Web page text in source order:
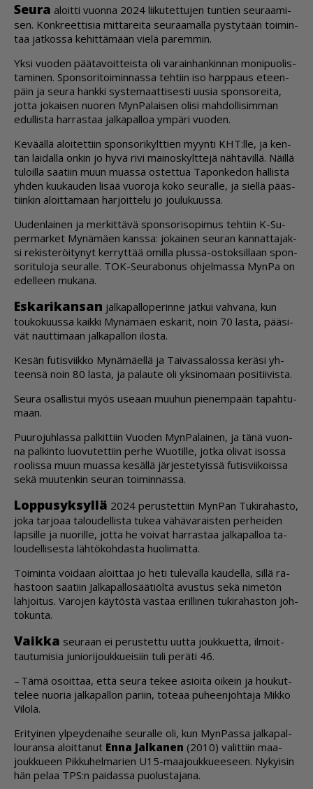
Seu­ra aloit­ti vuon­na 2024 lii­ku­tet­tu­jen tun­tien seu­raa­mi­
sen. Konk­reet­ti­sia mit­ta­rei­ta seu­raa­mal­la pys­ty­tään toi­min­
taa jat­kos­sa ke­hit­tä­mään vie­lä pa­rem­min.
Yk­si vuo­den pää­ta­voit­teis­ta oli va­rain­han­kin­nan mo­ni­puo­lis­
ta­mi­nen. Spon­so­ri­toi­min­nas­sa teh­tiin iso harp­paus eteen­
päin ja seu­ra hank­ki sys­te­maat­ti­ses­ti uu­sia spon­so­rei­ta,
jot­ta jo­kai­sen nuo­ren Myn­Pa­lai­sen oli­si mah­dol­li­sim­man
edul­lis­ta har­ras­taa jal­ka­pal­loa ym­pä­ri vuo­den.
Ke­vääl­lä aloi­tet­tiin spon­so­ri­kylt­tien myyn­ti KHT:lle, ja ken­
tän lai­dal­la on­kin jo hyvä rivi mai­nos­kylt­te­jä näh­tä­vil­lä. Näil­lä
tu­loil­la saa­tiin muun mu­as­sa os­tet­tua Ta­pon­ke­don hal­lis­ta
yh­den kuu­kau­den li­sää vuo­ro­ja koko seu­ral­le, ja siel­lä pääs­
tiin­kin aloit­ta­maan har­joit­te­lu jo jou­lu­kuus­sa.
Uu­den­lai­nen ja mer­kit­tä­vä spon­so­ri­so­pi­mus teh­tiin K-Su­
per­mar­ket My­nä­mä­en kans­sa: jo­kai­nen seu­ran kan­nat­ta­jak­
si re­kis­te­röi­ty­nyt ker­ryt­tää omil­la plus­sa-os­tok­sil­laan spon­
so­ri­tu­lo­ja seu­ral­le. TOK-Seu­ra­bo­nus oh­jel­mas­sa Myn­Pa on
edel­leen mu­ka­na.
Es­ka­ri­kan­san jal­ka­pal­lo­pe­rin­ne jat­kui vah­va­na, kun
tou­ko­kuus­sa kaik­ki My­nä­mä­en es­ka­rit, noin 70 las­ta, pää­si­
vät naut­ti­maan jal­ka­pal­lon ilos­ta.
Ke­sän fu­tis­viik­ko My­nä­mä­el­lä ja Tai­vas­sa­los­sa ke­rä­si yh­
teen­sä noin 80 las­ta, ja pa­lau­te oli yk­si­no­maan po­si­tii­vis­ta.
Seu­ra osal­lis­tui myös use­aan muu­hun pie­nem­pään ta­pah­tu­
maan.
Puu­ro­juh­las­sa pal­kit­tiin Vuo­den Myn­Pa­lai­nen, ja tänä vuon­
na pal­kin­to luo­vu­tet­tiin per­he Wuo­til­le, jot­ka oli­vat isos­sa
roo­lis­sa muun mu­as­sa ke­säl­lä jär­jes­te­tyis­sä fu­tis­vii­kois­sa
sekä muu­ten­kin seu­ran toi­min­nas­sa.
Lop­pu­syk­syl­lä 2024 pe­rus­tet­tiin Myn­Pan Tu­ki­ra­has­to,
joka tar­jo­aa ta­lou­del­lis­ta tu­kea vä­hä­va­rais­ten per­hei­den
lap­sil­le ja nuo­ril­le, jot­ta he voi­vat har­ras­taa jal­ka­pal­loa ta­
lou­del­li­ses­ta läh­tö­koh­das­ta huo­li­mat­ta.
Toi­min­ta voi­daan aloit­taa jo heti tu­le­val­la kau­del­la, sil­lä ra­
has­toon saa­tiin Jal­ka­pal­lo­sää­ti­öl­tä avus­tus sekä ni­me­tön
lah­joi­tus. Va­ro­jen käy­tös­tä vas­taa eril­li­nen tu­ki­ra­has­ton joh­
to­kun­ta.
Vaik­ka seu­raan ei pe­rus­tet­tu uut­ta jouk­ku­et­ta, il­moit­
tau­tu­mi­sia ju­ni­o­ri­jouk­ku­ei­siin tuli pe­rä­ti 46.
– Tämä osoit­taa, et­tä seu­ra te­kee asi­oi­ta oi­kein ja hou­kut­
te­lee nuo­ria jal­ka­pal­lon pa­riin, to­te­aa pu­heen­joh­ta­ja Mik­ko
Vi­lo­la.
Eri­tyi­nen yl­pey­de­nai­he seu­ral­le oli, kun Myn­Pas­sa jal­ka­pal­
lou­ran­sa aloit­ta­nut En­na Jal­ka­nen (2010) va­lit­tiin maa­
jouk­ku­een Pik­ku­hel­ma­rien U15-maa­jouk­ku­ee­seen. Ny­kyi­sin
hän pe­laa TPS:n pai­das­sa puo­lus­ta­ja­na.